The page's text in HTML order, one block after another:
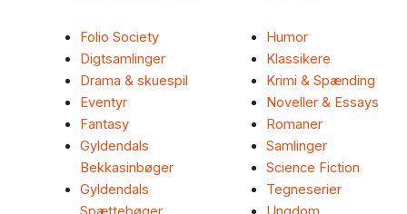
Folio Society
Digtsamlinger
Drama & skuespil
Eventyr
Fantasy
Gyldendals
Bekkasinbøger
Gyldendals
Humor
Klassikere
Krimi & Spænding
Noveller & Essays
Romaner
Samlinger
Science Fiction
Tegneserier